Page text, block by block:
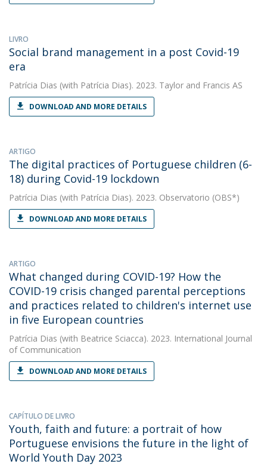
LIVRO
Social brand management in a post Covid-19
era
Patrícia Dias (with Patrícia Dias). 2023. Taylor and Francis AS
DOWNLOAD AND MORE DETAILS
ARTIGO
The digital practices of Portuguese children (6-
18) during Covid-19 lockdown
Patrícia Dias (with Patrícia Dias). 2023. Observatorio (OBS*)
DOWNLOAD AND MORE DETAILS
ARTIGO
What changed during COVID-19? How the
COVID-19 crisis changed parental perceptions
and practices related to children's internet use
in five European countries
Patrícia Dias (with Beatrice Sciacca). 2023. International Journal
of Communication
DOWNLOAD AND MORE DETAILS
CAPÍTULO DE LIVRO
Youth, faith and future: a portrait of how
Portuguese envisions the future in the light of
World Youth Day 2023